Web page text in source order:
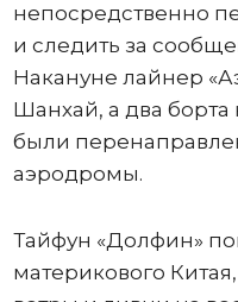
непосредственно
и следить за
Накануне лайнер
Шанхай, а два
были
аэродромы.
Тайфун «Долфин»
материкового